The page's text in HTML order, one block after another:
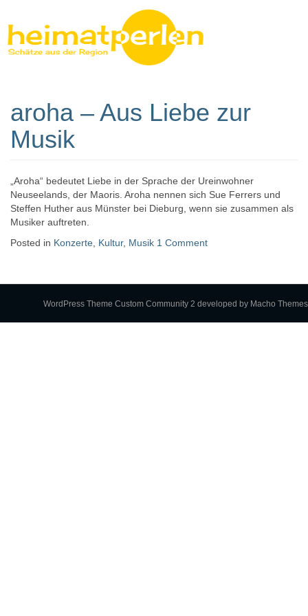
Heimatperlen
aroha – Aus Liebe zur
Musik
„Aroha“ bedeutet Liebe in der Sprache der Ureinwohner
Neuseelands, der Maoris. Aroha nennen sich Sue Ferrers und
Steffen Huther aus Münster bei Dieburg, wenn sie zusammen als
Musiker auftreten.
Posted in Konzerte Kultur, Musik 1 Comment
WordPress Theme Custom Community 2 developed by Macho Themes